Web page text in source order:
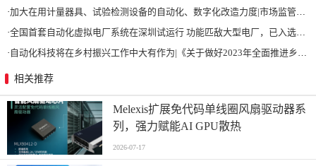
·加大在用计量器具、试验检测设备的自动化、数字化改造力度|市场监管总局 工业和信息化部 关于促进企业计量能力提升的指导意见
·全国首套自动化虚拟电厂系统在深圳试运行 功能匹敌大型电厂，已入选国际典型案例
· 自动化科技将在乡村振兴工作中大有作为|《关于做好2023年全面推进乡村振兴重点工作的意见》发布
相关推荐
Melexis扩展免代码单线圈风扇驱动器系
列，强力赋能AI GPU散热
2026-07-17